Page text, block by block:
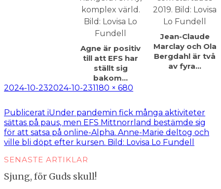
Agne är positiv
till att EFS har
ställt sig
bakom…
Jean-Claude
Marclay och Ola
Bergdahl är två
av fyra…
Postat
2024-10-232024-10-23Full
1180 × 680
Inläggsnavigering
Publicerat iUnder pandemin fick många aktiviteter
sättas på paus, men EFS Mittnorrland bestämde sig
för att satsa på online-Alpha. Anne-Marie deltog och
ville bli döpt efter kursen. Bild: Lovisa Lo Fundell
SENASTE ARTIKLAR
Sjung, för Guds skull!